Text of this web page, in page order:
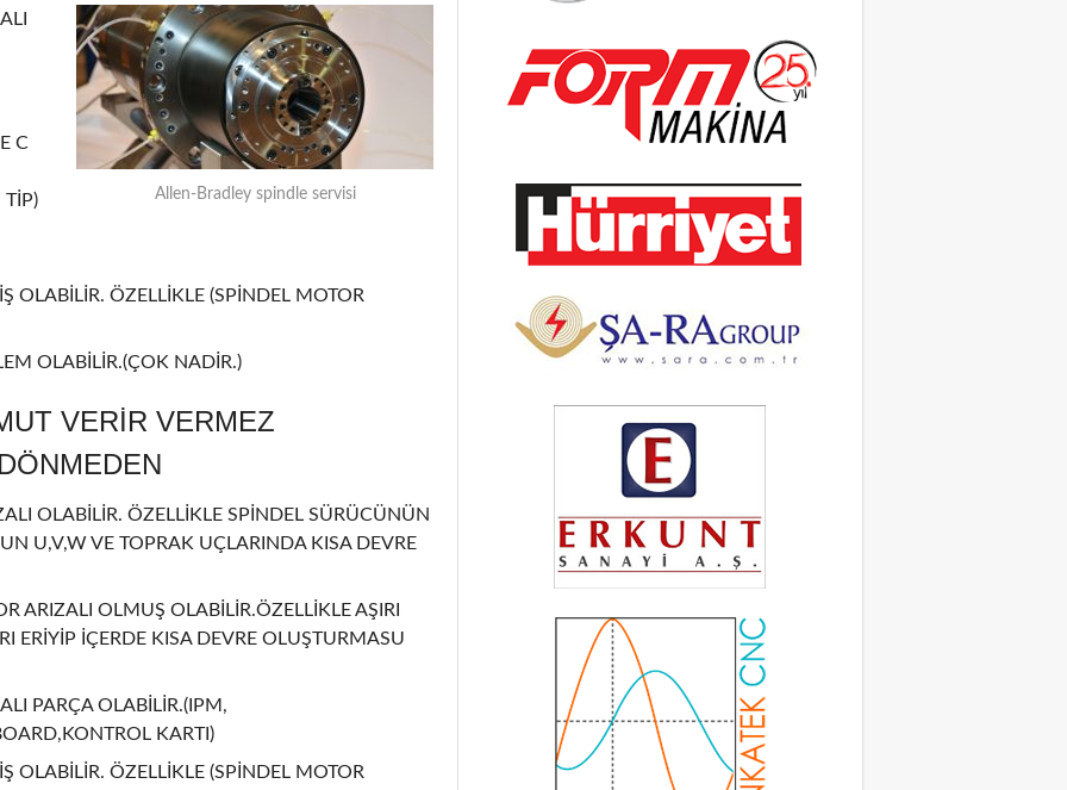
Allen-Bradley spindle servisi
C
TİP)
OLABİLİR. ÖZELLİKLE (SPİNDEL MOTOR
OLABİLİR.(ÇOK NADİR.)
VERİR VERMEZ
OLABİLİR. ÖZELLİKLE SPİNDEL SÜRÜCÜNÜN
U,V,W VE TOPRAK UÇLARINDA KISA DEVRE
ARIZALI OLMUŞ OLABİLİR.ÖZELLİKLE AŞIRI
ERİYİP İÇERDE KISA DEVRE OLUŞTURMASU
PARÇA OLABİLİR.(IPM,
KARTI)
OLABİLİR. ÖZELLİKLE (SPİNDEL MOTOR